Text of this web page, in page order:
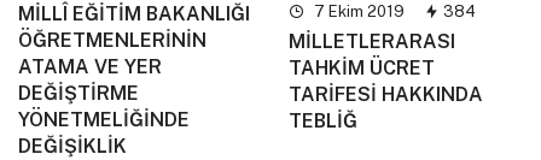
MİLLÎ EĞİTİM BAKANLIĞI
ÖĞRETMENLERİNİN
ATAMA VE YER
DEĞİŞTİRME
YÖNETMELİĞİNDE
DEĞİŞİKLİK
7 Ekim 2019 384
MİLLETLERARASI
TAHKİM ÜCRET
TARİFESİ HAKKINDA
TEBLİĞ